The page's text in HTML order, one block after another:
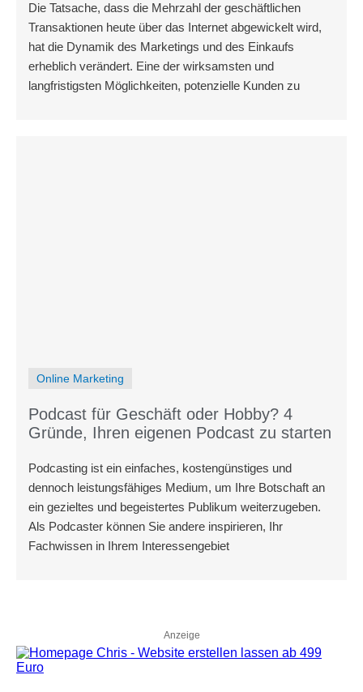
Die Tatsache, dass die Mehrzahl der geschäftlichen
Transaktionen heute über das Internet abgewickelt wird,
hat die Dynamik des Marketings und des Einkaufs
erheblich verändert. Eine der wirksamsten und
langfristigsten Möglichkeiten, potenzielle Kunden zu
Online Marketing
Podcast für Geschäft oder Hobby? 4
Gründe, Ihren eigenen Podcast zu starten
Podcasting ist ein einfaches, kostengünstiges und
dennoch leistungsfähiges Medium, um Ihre Botschaft an
ein gezieltes und begeistertes Publikum weiterzugeben.
Als Podcaster können Sie andere inspirieren, Ihr
Fachwissen in Ihrem Interessengebiet
Anzeige